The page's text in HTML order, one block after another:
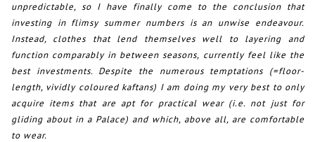
unpredictable, so I have finally come to the conclusion that
investing in flimsy summer numbers is an unwise endeavour.
Instead, clothes that lend themselves well to layering and
function comparably in between seasons, currently feel like the
best investments. Despite the numerous temptations (=floor-
length, vividly coloured kaftans) I am doing my very best to only
acquire items that are apt for practical wear (i.e. not just for
gliding about in a Palace) and which, above all, are comfortable
to wear.